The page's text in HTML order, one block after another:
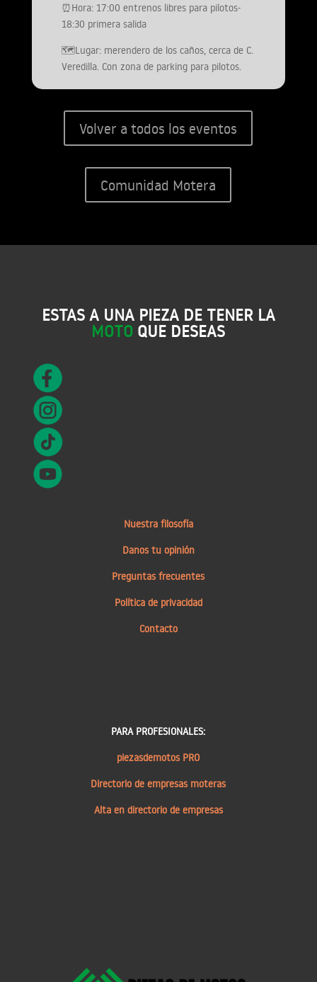
⏰Hora: 17:00 entrenos libres para pilotos-
18:30 primera salida
🗺️Lugar: merendero de los caños, cerca de C.
Veredilla. Con zona de parking para pilotos.
Volver a todos los eventos
Comunidad Motera
ESTAS A UNA PIEZA DE TENER LA
MOTO QUE DESEAS
Nuestra filosofía
Danos tu opinión
Preguntas frecuentes
Política de privacidad
Contacto
PARA PROFESIONALES:
piezasdemotos PRO
Directorio de empresas moteras
Alta en directorio de empresas